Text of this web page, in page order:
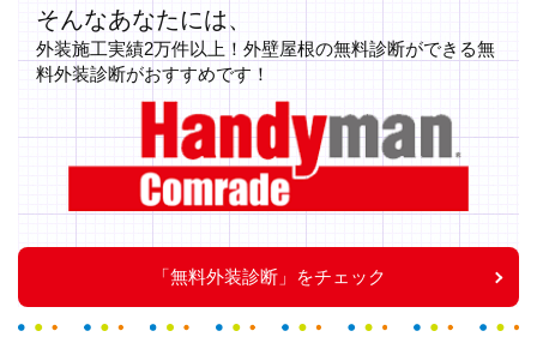
そんなあなたには、
外装施工実績2万件以上！外壁屋根の無料診断ができる無
料外装診断がおすすめです！
無料外装診断
「無料外装診断」をチェック